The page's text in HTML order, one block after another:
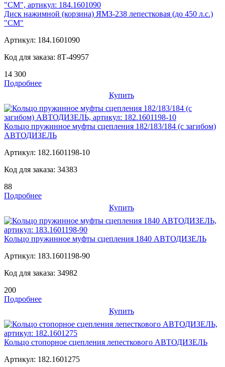
Диск нажимной (корзина) ЯМЗ-238 лепестковая (до 450 л.с.)
"СМ"
Артикул: 184.1601090
Код для заказа: 8Т-49957
14 300
Подробнее
Купить
Кольцо пружинное муфты сцепления 182/183/184 (с загибом)
АВТОДИЗЕЛЬ
Артикул: 182.1601198-10
Код для заказа: 34383
88
Подробнее
Купить
Кольцо пружинное муфты сцепления 1840 АВТОДИЗЕЛЬ
Артикул: 183.1601198-90
Код для заказа: 34982
200
Подробнее
Купить
Кольцо стопорное сцепления лепесткового АВТОДИЗЕЛЬ
Артикул: 182.1601275